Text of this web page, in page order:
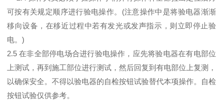
可按有关规定顺序进行验电操作。(注意操作中是将验电器渐渐
移向设备，在移近过程中若有发光或发声指示，则立即停止验
电。)
2.5 在非全部停电场合进行验电操作，应先将验电器在有电部位
上测试，再到施工部位进行测试，然后回复到有电部位上复测，
以确保安全。不得以验电器的自检按钮试验替代本项操作。自检
按钮试验仅供参考。